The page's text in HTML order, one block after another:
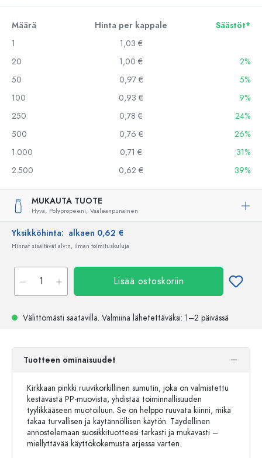
Määrä Hinta per kappale
Säästöt*
1
1,03 €
20
1,00 €
2%
50
0,97 €
5%
100
0,93 €
9%
250
0,78 €
24%
500
0,76 €
26%
1.000
0,71 €
31%
2.500
0,62 € 39%
MUKAUTA TUOTE
Hyvä, Polypropeeni, Vaaleanpunainen
Yksikköhinta: alkaen 0,62 €
Hinnat sisältävät alv:n, ilman toimituskuluja
Lisää ostoskoriin
Välittömästi saatavilla. Valmiina lähetettäväksi: 1–2 päivässä
Tuotteen ominaisuudet
Kirkkaan pinkki ruuvikorkillinen sumutin, joka on valmistettu
kestävästä PP-muovista, yhdistää toiminnallisuuden
tyylikkääseen muotoiluun. Se on helppo ruuvata kiinni, mikä
takaa turvallisen ja käytännöllisen käytön. Täydellinen
annostelemaan suosikkituotteesi tarkasti ja mukavasti –
miellyttävää käyttökokemusta arjessa varten.